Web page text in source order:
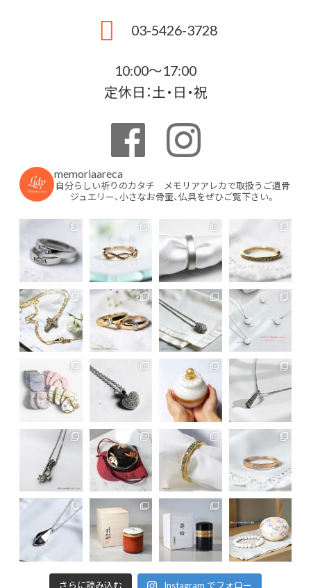
03-5426-3728
10:00〜17:00
定休日：土・日・祝
memoriaareca
自分らしい祈りのカタチ メモリアアレカで取扱うご遺骨
ジュエリー、小さなお骨壷、仏具をぜひご覧下さい。
さらに読み込む Instagram でフォロー